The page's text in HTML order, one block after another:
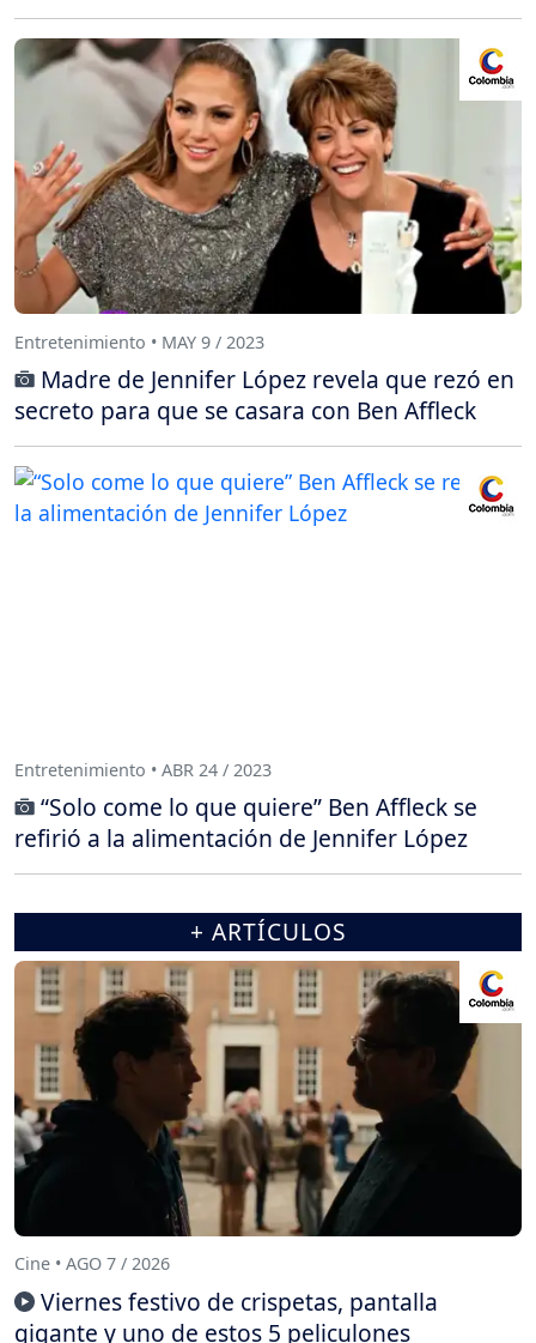
Entretenimiento • MAY 9 / 2023
Madre de Jennifer López revela que rezó en
secreto para que se casara con Ben Affleck
Entretenimiento • ABR 24 / 2023
“Solo come lo que quiere” Ben Affleck se
refirió a la alimentación de Jennifer López
+ ARTÍCULOS
Cine • AGO 7 / 2026
Viernes festivo de crispetas, pantalla
gigante y uno de estos 5 peliculones